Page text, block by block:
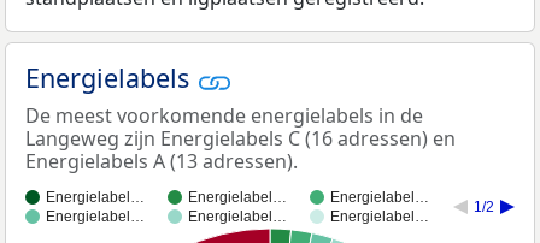
Energielabels
De meest voorkomende energielabels in de
Langeweg zijn Energielabels C (16 adressen) en
Energielabels A (13 adressen).
Energielabel… Energielabel…
Energielabel…
Energielabel…
Energielabel… Energielabel…
1/2